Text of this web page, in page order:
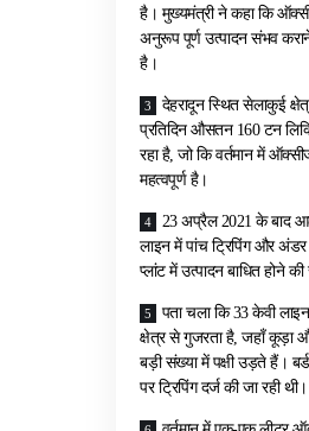
है। मुख्यमंत्री ने कहा कि
अनुरूप पूर्ण उत्पादन संभव
है।
देहरादून स्थित सेलाकुई
प्रतिदिन औसतन 160 टन
रहा है, जो कि वर्तमान में
महत्वपूर्ण है।
23 अप्रैल 2021 के बाद
लाइन में पांच ट्रिपिंग और
प्लांट में उत्पादन बाधित होने
पता चला कि 33 केवी
क्षेत्र से गुजरता है, जहाँ कूड़ा
बड़ी संख्या में पक्षी उड़ते हैं।
पर ट्रिपिंग दर्ज की जा रही थी।